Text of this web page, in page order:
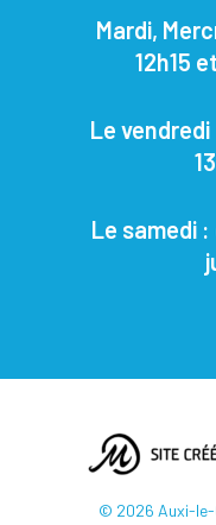
Mardi,
12h15
Le vendredi
Le samedi :
© 2026 Auxi-le-